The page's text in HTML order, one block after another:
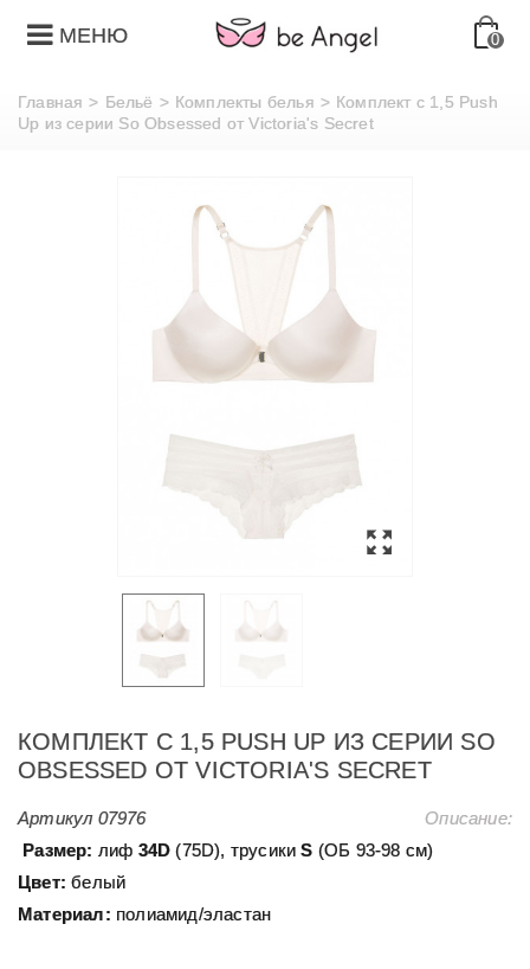
МЕНЮ 0
Главная > Бельё > Комплекты белья > Комплект с 1,5 Push
Up из серии So Obsessed от Victoria's Secret
КОМПЛЕКТ С 1,5 PUSH UP ИЗ СЕРИИ SO
OBSESSED ОТ VICTORIA'S SECRET
Артикул 07976
Описание:
Размер: лиф 34D(75D), трусики S (ОБ 93-98 см)
Цвет:белый
Материал: полиамид/эластан